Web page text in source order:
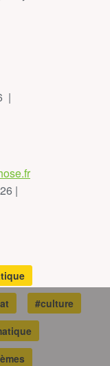
|
|
#culture